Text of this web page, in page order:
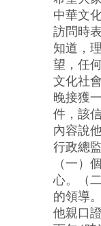
中華文
訪問時
知道，
望，任
文化社
晚接獲
件，該
內容說
行政總
（一）
心。（
的領導
他親口